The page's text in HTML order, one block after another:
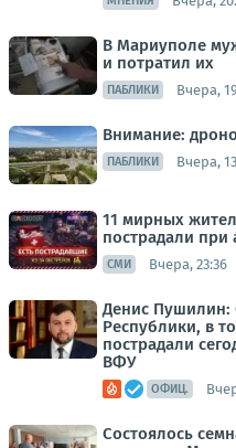
В Мариуполе
и потратил их
ПАБЛИКИ Вчера,
Внимание:
ПАБЛИКИ Вчера,
11 мирных
пострадали при
СМИ Вчера, 23:36
Денис Пушилин:
Республики, в
пострадали
ВФУ
ОФИЦ.
Состоялось